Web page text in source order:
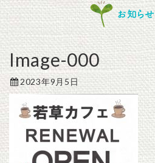
お知らせ
Image-000
2023年9月5日